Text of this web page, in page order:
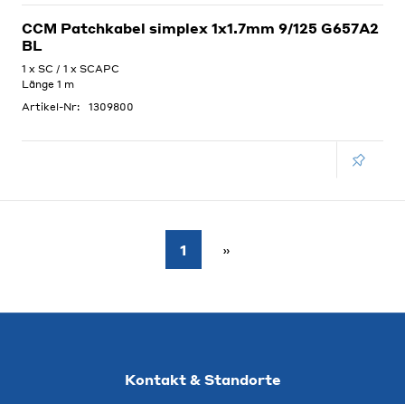
CCM Patchkabel simplex 1x1.7mm 9/125 G657A2
BL
1 x SC / 1 x SCAPC
Länge 1 m
Artikel-Nr:
1309800
1
Kontakt & Standorte